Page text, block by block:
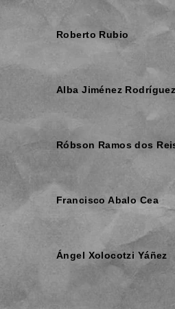
Roberto Rubio
Alba Jiménez
Róbson Ramos dos
Francisco Abalo Cea
Ángel Xolocotzi Yáñez